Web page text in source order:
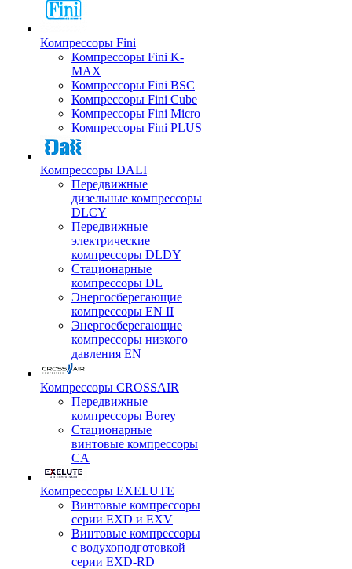
Компрессоры Fini
Компрессоры Fini K-
MAX
Компрессоры Fini BSC
Компрессоры Fini Cube
Компрессоры Fini Micro
Компрессоры Fini PLUS
Компрессоры DALI
Передвижные
дизельные компрессоры
DLCY
Передвижные
электрические
компрессоры DLDY
Стационарные
компрессоры DL
Энергосберегающие
компрессоры EN II
Энергосберегающие
компрессоры низкого
давления EN
Компрессоры CROSSAIR
Передвижные
компрессоры Borey
Стационарные
винтовые компрессоры
CA
Компрессоры EXELUTE
Винтовые компрессоры
серии EXD и EXV
Винтовые компрессоры
с водухоподготовкой
серии EXD-RD